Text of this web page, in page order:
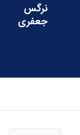
نرگس
جعفری